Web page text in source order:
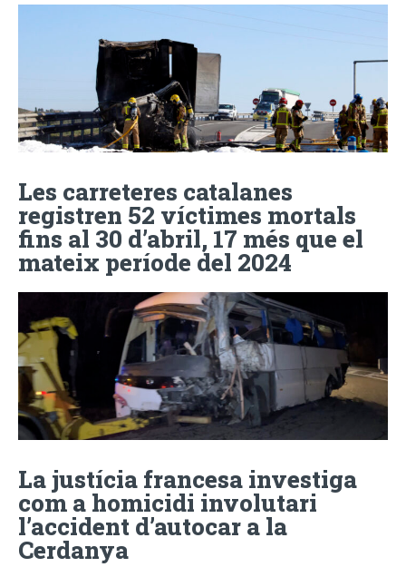
Les carreteres catalanes
registren 52 víctimes mortals
fins al 30 d’abril, 17 més que el
mateix període del 2024
La justícia francesa investiga
com a homicidi involutari
l’accident d’autocar a la
Cerdanya